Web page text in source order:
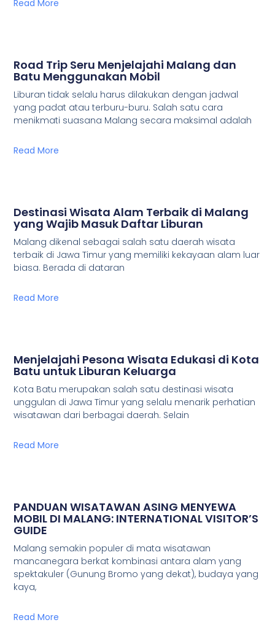
Read More
Road Trip Seru Menjelajahi Malang dan
Batu Menggunakan Mobil
Liburan tidak selalu harus dilakukan dengan jadwal
yang padat atau terburu-buru. Salah satu cara
menikmati suasana Malang secara maksimal adalah
Read More
Destinasi Wisata Alam Terbaik di Malang
yang Wajib Masuk Daftar Liburan
Malang dikenal sebagai salah satu daerah wisata
terbaik di Jawa Timur yang memiliki kekayaan alam luar
biasa. Berada di dataran
Read More
Menjelajahi Pesona Wisata Edukasi di Kota
Batu untuk Liburan Keluarga
Kota Batu merupakan salah satu destinasi wisata
unggulan di Jawa Timur yang selalu menarik perhatian
wisatawan dari berbagai daerah. Selain
Read More
PANDUAN WISATAWAN ASING MENYEWA
MOBIL DI MALANG: INTERNATIONAL VISITOR’S
GUIDE
Malang semakin populer di mata wisatawan
mancanegara berkat kombinasi antara alam yang
spektakuler (Gunung Bromo yang dekat), budaya yang
kaya,
Read More